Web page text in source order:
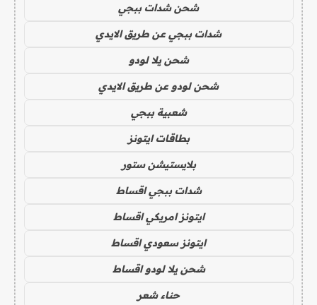
شحن شدات ببجي
شدات ببجي عن طريق الايدي
شحن يلا لودو
شحن لودو عن طريق الايدي
شعبية ببجي
بطاقات ايتونز
بلايستيشن ستور
شدات ببجي اقساط
ايتونز امريكي اقساط
ايتونز سعودي اقساط
شحن يلا لودو اقساط
حناء شعر